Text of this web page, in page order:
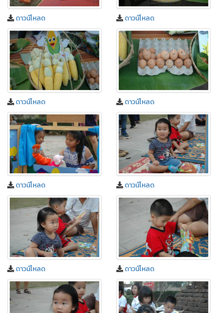
ดาวน์โหลด ดาวน์โหลด
ดาวน์โหลด ดาวน์โหลด
ดาวน์โหลด ดาวน์โหลด
ดาวน์โหลด ดาวน์โหลด